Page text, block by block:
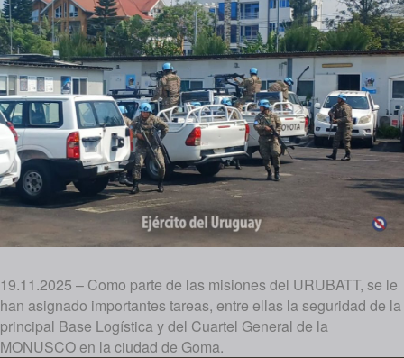
19.11.2025 – Como parte de las misiones del URUBATT, se le
han asignado importantes tareas, entre ellas la seguridad de la
principal Base Logística y del Cuartel General de la
MONUSCO en la ciudad de Goma.